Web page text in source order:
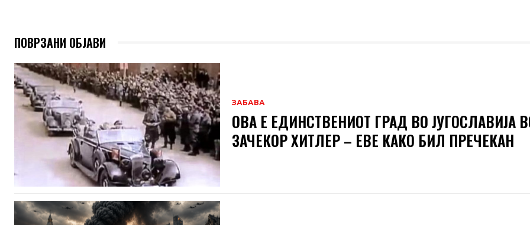
ПОВРЗАНИ ОБЈАВИ
ЗАБАВА
ОВА Е ЕДИНСТВЕНИОТ ГРАД ВО ЈУГОСЛАВИЈА
ЗАЧЕКОР ХИТЛЕР – ЕВЕ КАКО БИЛ ПРЕЧЕКАН